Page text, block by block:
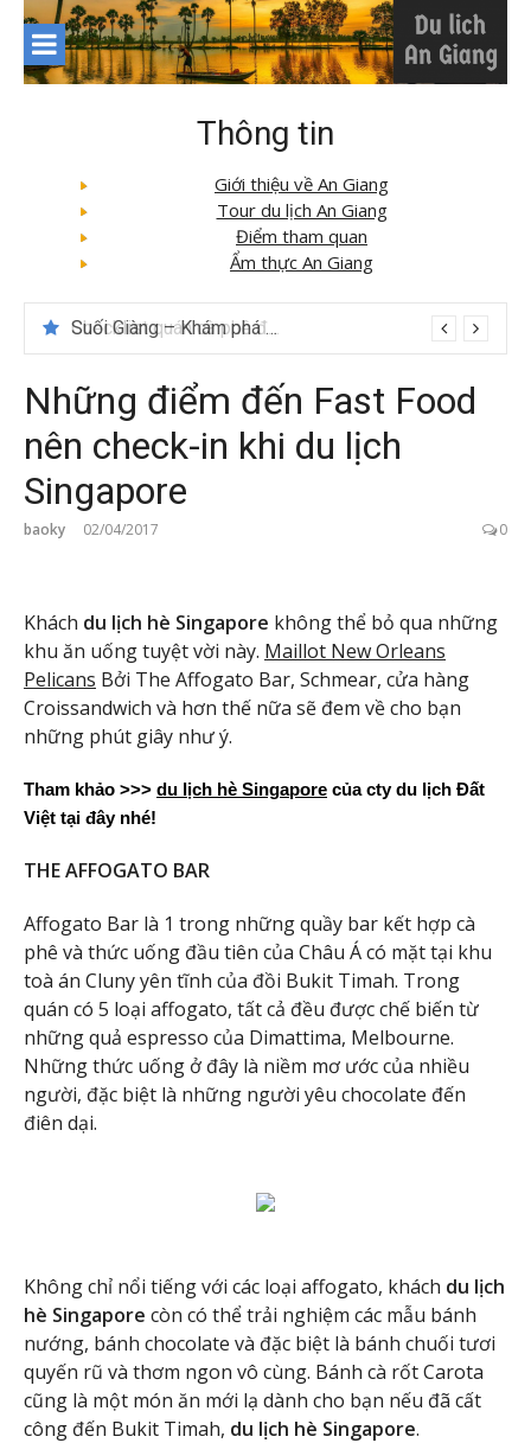
Skip
content
Thông tin
Giới thiệu về An Giang
Tour du lịch An Giang
Điểm tham quan
Ẩm thực An Giang
Checklist quán cà phê đẹp dịp 2/9 ở Đà Lạt nên ghé
Những điểm đến Fast Food
nên check-in khi du lịch
Singapore
baoky 02/04/2017 0
Khách du lịch hè Singapore không thể bỏ qua những
khu ăn uống tuyệt vời này. Maillot New Orleans
Pelicans Bởi The Affogato Bar, Schmear, cửa hàng
Croissandwich và hơn thế nữa sẽ đem về cho bạn
những phút giây như ý.
Tham khảo >>> du lịch hè Singapore của cty du lịch Đất
Việt tại đây nhé!
THE AFFOGATO BAR
Affogato Bar là 1 trong những quầy bar kết hợp cà
phê và thức uống đầu tiên của Châu Á có mặt tại khu
toà án Cluny yên tĩnh của đồi Bukit Timah. Trong
quán có 5 loại affogato, tất cả đều được chế biến từ
những quả espresso của Dimattima, Melbourne.
Những thức uống ở đây là niềm mơ ước của nhiều
người, đặc biệt là những người yêu chocolate đến
điên dại.
Không chỉ nổi tiếng với các loại affogato, khách du lịch
hè Singapore còn có thể trải nghiệm các mẫu bánh
nướng, bánh chocolate và đặc biệt là bánh chuối tươi
quyến rũ và thơm ngon vô cùng. Bánh cà rốt Carota
cũng là một món ăn mới lạ dành cho bạn nếu đã cất
công đến Bukit Timah, du lịch hè Singapore.